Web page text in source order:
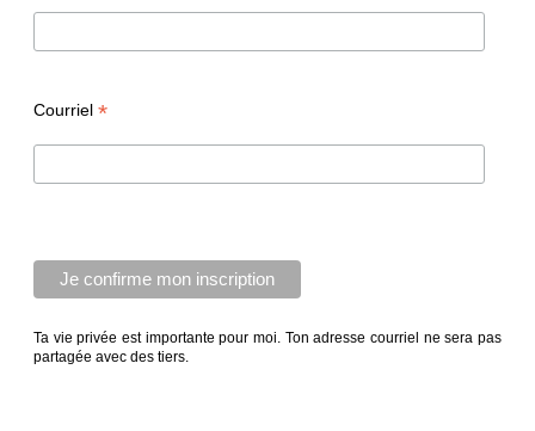
Courriel *
Ta vie privée est importante pour moi. Ton adresse courriel ne sera pas
partagée avec des tiers.